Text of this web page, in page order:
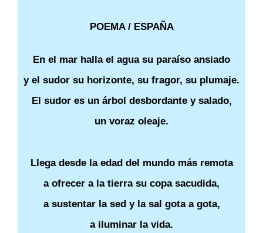
POEMA / ESPAÑA
En el mar halla el agua su paraíso ansiado
y el sudor su horizonte, su fragor, su plumaje.
El sudor es un árbol desbordante y salado,
un voraz oleaje.
Llega desde la edad del mundo más remota
a ofrecer a la tierra su copa sacudida,
a sustentar la sed y la sal gota a gota,
a iluminar la vida.